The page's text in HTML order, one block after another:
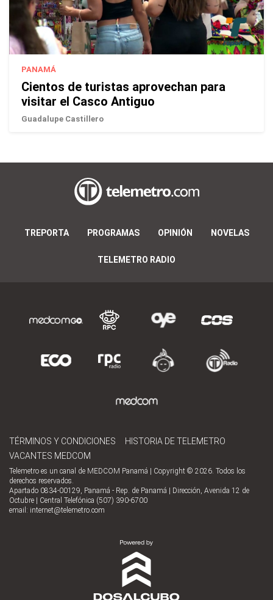
PANAMÁ
Cientos de turistas aprovechan para
visitar el Casco Antiguo
Guadalupe Castillero
TREPORTA PROGRAMAS OPINIÓN NOVELAS
TELEMETRO RADIO
TÉRMINOS Y CONDICIONES
HISTORIA DE TELEMETRO
VACANTES MEDCOM
Telemetro es un canal de MEDCOM Panamá | Copyright © 2026. Todos los
derechos reservados.
Apartado 0834-00129, Panamá - Rep. de Panamá | Dirección, Avenida 12 de
Octubre | Central Telefónica (507) 390-6700
email: internet@telemetro.com